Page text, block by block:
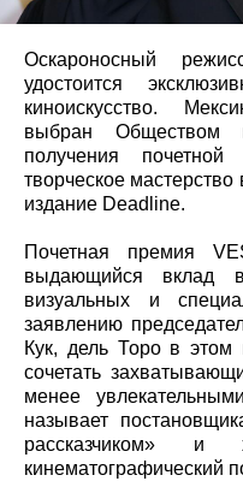
Оскароносный
удостоится
киноискусство.
выбран Обществом
получения
творческое
издание Deadline.
Почетная премия
выдающийся вклад
визуальных и
заявлению
Кук, дель Торо в этом
сочетать
менее
называет
рассказчиком» и
кинематографический